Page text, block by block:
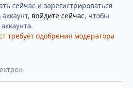
сейчас и зарегистрироваться
войдите сейчас, чтобы
требует одобрения модератора